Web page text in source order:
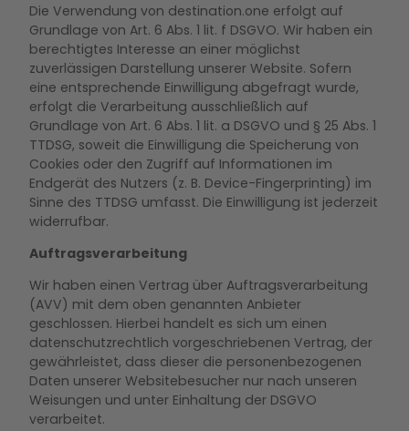
Die Verwendung von destination.one erfolgt auf
Grundlage von Art. 6 Abs. 1 lit. f DSGVO. Wir haben ein
berechtigtes Interesse an einer möglichst
zuverlässigen Darstellung unserer Website. Sofern
eine entsprechende Einwilligung abgefragt wurde,
erfolgt die Verarbeitung ausschließlich auf
Grundlage von Art. 6 Abs. 1 lit. a DSGVO und § 25 Abs. 1
TTDSG, soweit die Einwilligung die Speicherung von
Cookies oder den Zugriff auf Informationen im
Endgerät des Nutzers (z. B. Device-Fingerprinting) im
Sinne des TTDSG umfasst. Die Einwilligung ist jederzeit
widerrufbar.
Auftragsverarbeitung
Wir haben einen Vertrag über Auftragsverarbeitung
(AVV) mit dem oben genannten Anbieter
geschlossen. Hierbei handelt es sich um einen
datenschutzrechtlich vorgeschriebenen Vertrag, der
gewährleistet, dass dieser die personenbezogenen
Daten unserer Websitebesucher nur nach unseren
Weisungen und unter Einhaltung der DSGVO
verarbeitet.